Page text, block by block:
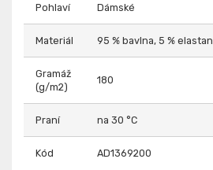
Pohlaví Dámské
Materiál 95 % bavlna, 5 % elastan
Gramáž
(g/m2)
180
Praní na 30 °C
Kód AD1369200